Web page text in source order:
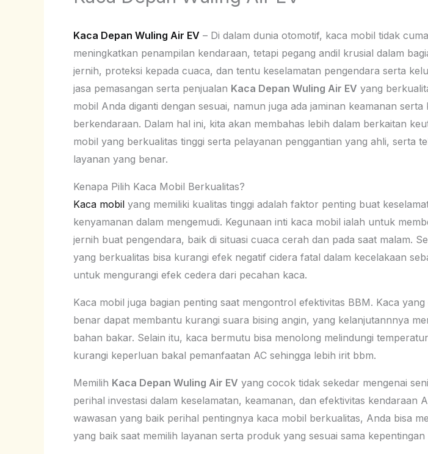
Kaca Depan Wuling Air EV – Di dalam dunia otomotif, kaca mobil tidak
meningkatkan penampilan kendaraan, tetapi pegang andil krusial dalam
jernih, proteksi kepada cuaca, dan tentu keselamatan pengendara serta
jasa pemasangan serta penjualan Kaca Depan Wuling Air EV yang
mobil Anda diganti dengan sesuai, namun juga ada jaminan keamanan serta
berkendaraan. Dalam hal ini, kita akan membahas lebih dalam berkaitan
mobil yang berkualitas tinggi serta pelayanan penggantian yang ahli, serta
layanan yang benar.
Kenapa Pilih Kaca Mobil Berkualitas?
Kaca mobil yang memiliki kualitas tinggi adalah faktor penting buat
kenyamanan dalam mengemudi. Kegunaan inti kaca mobil ialah untuk
jernih buat pengendara, baik di situasi cuaca cerah dan pada saat malam.
yang berkualitas bisa kurangi efek negatif cidera fatal dalam kecelakaan
untuk mengurangi efek cedera dari pecahan kaca.
Kaca mobil juga bagian penting saat mengontrol efektivitas BBM. Kaca yang
benar dapat membantu kurangi suara bising angin, yang kelanjutannnya
bahan bakar. Selain itu, kaca bermutu bisa menolong melindungi
kurangi keperluan bakal pemanfaatan AC sehingga lebih irit bbm.
Memilih Kaca Depan Wuling Air EV yang cocok tidak sekedar mengenai
perihal investasi dalam keselamatan, keamanan, dan efektivitas kendaraan
wawasan yang baik perihal pentingnya kaca mobil berkualitas, Anda bisa
yang baik saat memilih layanan serta produk yang sesuai sama kepentingan